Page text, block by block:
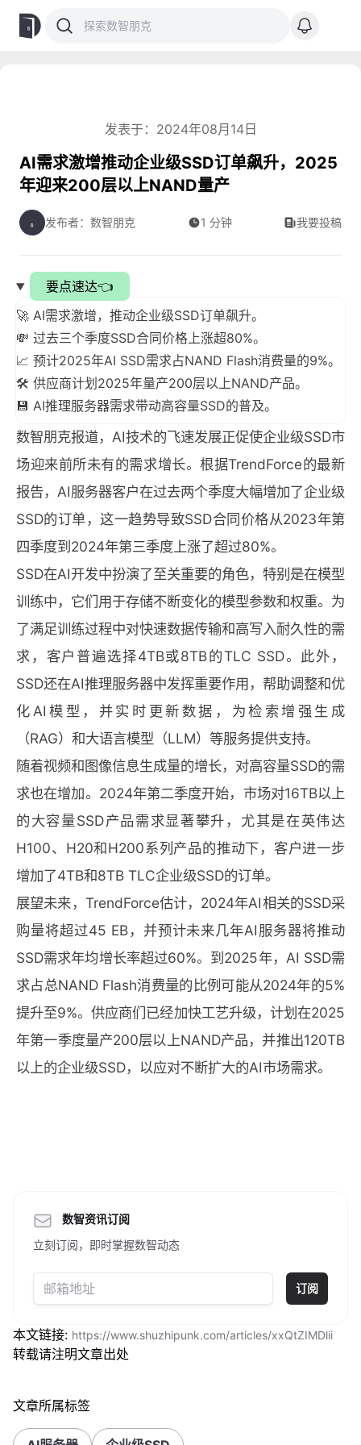
发表于：2024年08月14日
AI需求激增推动企业级SSD订单飙升，2025
年迎来200层以上NAND量产
发布者：数智朋克 1 分钟 我要投稿
要点速达👈
🚀 AI需求激增，推动企业级SSD订单飙升。
💸 过去三个季度SSD合同价格上涨超80%。
📈 预计2025年AI SSD需求占NAND Flash消费量的9%。
🛠️ 供应商计划2025年量产200层以上NAND产品。
💾 AI推理服务器需求带动高容量SSD的普及。
数智朋克报道，AI技术的飞速发展正促使企业级SSD市
场迎来前所未有的需求增长。根据TrendForce的最新
报告，AI服务器客户在过去两个季度大幅增加了企业级
SSD的订单，这一趋势导致SSD合同价格从2023年第
四季度到2024年第三季度上涨了超过80%。
SSD在AI开发中扮演了至关重要的角色，特别是在模型
训练中，它们用于存储不断变化的模型参数和权重。为
了满足训练过程中对快速数据传输和高写入耐久性的需
求，客户普遍选择4TB或8TB的TLC SSD。此外，
SSD还在AI推理服务器中发挥重要作用，帮助调整和优
化AI模型，并实时更新数据，为检索增强生成
（RAG）和大语言模型（LLM）等服务提供支持。
随着视频和图像信息生成量的增长，对高容量SSD的需
求也在增加。2024年第二季度开始，市场对16TB以上
的大容量SSD产品需求显著攀升，尤其是在英伟达
H100、H20和H200系列产品的推动下，客户进一步
增加了4TB和8TB TLC企业级SSD的订单。
展望未来，TrendForce估计，2024年AI相关的SSD采
购量将超过45 EB，并预计未来几年AI服务器将推动
SSD需求年均增长率超过60%。到2025年，AI SSD需
求占总NAND Flash消费量的比例可能从2024年的5%
提升至9%。供应商们已经加快工艺升级，计划在2025
年第一季度量产200层以上NAND产品，并推出120TB
以上的企业级SSD，以应对不断扩大的AI市场需求。
数智资讯订阅
立刻订阅，即时掌握数智动态
订阅
本文链接: https://www.shuzhipunk.com/articles/xxQtZIMDlii
转载请注明文章出处
文章所属标签